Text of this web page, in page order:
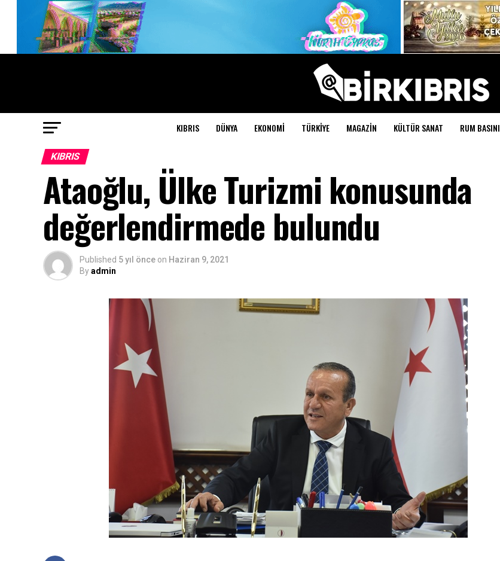
KIBRIS DÜNYA EKONOMI TÜRKIYE MAGAZIN KÜLTÜR SANAT RUM BASINI
KIBRIS
Ataoğlu, Ülke Turizmi konusunda
değerlendirmede bulundu
Published 5 yıl önce on Haziran 9, 2021
Byadmin